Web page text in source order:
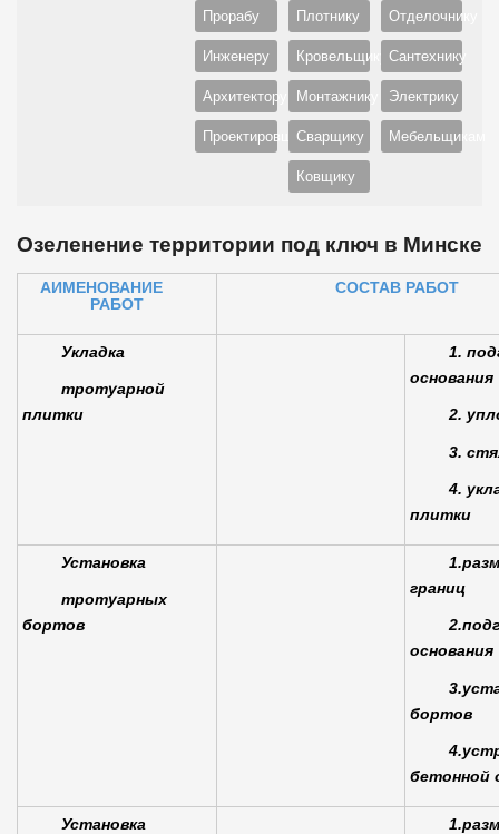
Прорабу
Инженеру
Архитектору
Проектировщику
Плотнику
Кровельщику
Монтажнику
Сварщику
Ковщику
Отделочнику
Сантехнику
Электрику
Мебельщикам
Озеленение территории под ключ в Минске
АИМЕНОВАНИЕ
РАБОТ
СОСТАВ РАБОТ
Укладка
тротуарной
плитки
1.
основания
2.
3.
4.
плитки
Установка
тротуарных
бортов
границ
основания
бортов
бетонной
Установка